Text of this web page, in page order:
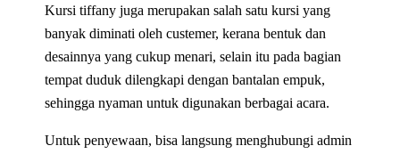
Kursi tiffany juga merupakan salah satu kursi yang
banyak diminati oleh custemer, kerana bentuk dan
desainnya yang cukup menari, selain itu pada bagian
tempat duduk dilengkapi dengan bantalan empuk,
sehingga nyaman untuk digunakan berbagai acara.
Untuk penyewaan, bisa langsung menghubungi admin